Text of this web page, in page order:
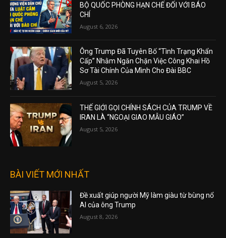
BỘ QUỐC PHÒNG HẠN CHẾ ĐỐI VỚI BÁO
CHÍ
August 6, 2026
Ông Trump Đã Tuyên Bố “Tình Trạng Khẩn
Cấp” Nhằm Ngăn Chặn Việc Công Khai Hồ
Sơ Tài Chính Của Mình Cho Đài BBC
August 5, 2026
THẾ GIỚI GỌI CHÍNH SÁCH CỦA TRUMP VỀ
IRAN LÀ “NGOẠI GIAO MẪU GIÁO”
August 5, 2026
BÀI VIẾT MỚI NHẤT
Đề xuất giúp người Mỹ làm giàu từ bùng nổ
AI của ông Trump
August 8, 2026